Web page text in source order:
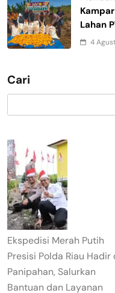
Lahan
4
Cari
Ekspedisi Merah Putih
Presisi Polda Riau Hadir
Panipahan, Salurkan
Bantuan dan Layanan